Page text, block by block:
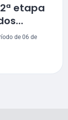
etapa
de 06 de